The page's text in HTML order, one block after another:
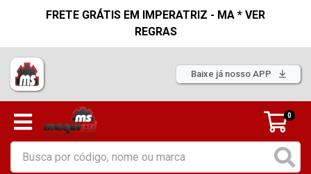
FRETE GRÁTIS EM IMPERATRIZ - MA * VER
REGRAS
Baixe já nosso APP
0